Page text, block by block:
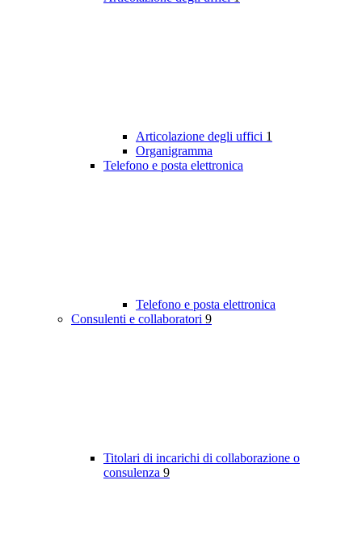
Articolazione degli uffici 1
Organigramma
Telefono e posta elettronica
Telefono e posta elettronica
Consulenti e collaboratori 9
Titolari di incarichi di collaborazione o
consulenza 9